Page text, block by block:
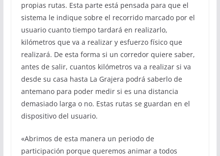
propias rutas. Esta parte está pensada para que el
sistema le indique sobre el recorrido marcado por el
usuario cuanto tiempo tardará en realizarlo,
kilómetros que va a realizar y esfuerzo físico que
realizará. De esta forma si un corredor quiere saber,
antes de salir, cuantos kilómetros va a realizar si va
desde su casa hasta La Grajera podrá saberlo de
antemano para poder medir si es una distancia
demasiado larga o no. Estas rutas se guardan en el
dispositivo del usuario.
«Abrimos de esta manera un periodo de
participación porque queremos animar a todos